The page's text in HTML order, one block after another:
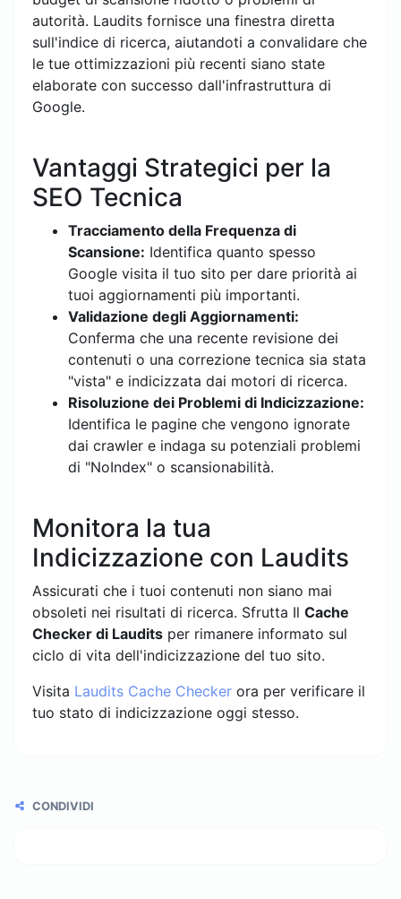
autorità. Laudits fornisce una finestra diretta
sull'indice di ricerca, aiutandoti a convalidare che
le tue ottimizzazioni più recenti siano state
elaborate con successo dall'infrastruttura di
Google.
Vantaggi Strategici per la
SEO Tecnica
Tracciamento della Frequenza di
Scansione: Identifica quanto spesso
Google visita il tuo sito per dare priorità ai
tuoi aggiornamenti più importanti.
Validazione degli Aggiornamenti:
Conferma che una recente revisione dei
contenuti o una correzione tecnica sia stata
"vista" e indicizzata dai motori di ricerca.
Risoluzione dei Problemi di Indicizzazione:
Identifica le pagine che vengono ignorate
dai crawler e indaga su potenziali problemi
di "NoIndex" o scansionabilità.
Monitora la tua
Indicizzazione con Laudits
Assicurati che i tuoi contenuti non siano mai
obsoleti nei risultati di ricerca. Sfrutta Il Cache
Checker di Laudits per rimanere informato sul
ciclo di vita dell'indicizzazione del tuo sito.
Visita Laudits Cache Checker ora per verificare il
tuo stato di indicizzazione oggi stesso.
CONDIVIDI